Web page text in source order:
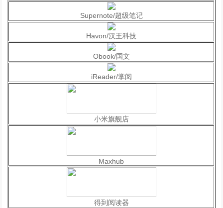
Supernote/超级笔记
Havon/汉王科技
Obook/国文
iReader/掌阅
小米旗舰店
Maxhub
得到阅读器